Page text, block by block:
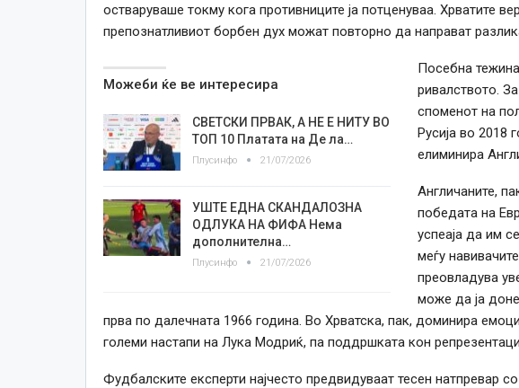
остваруваше токму кога противниците ја потценуваа. Хрватите
препознатливиот борбен дух можат повторно да направат
Можеби ќе ве интересира
СВЕТСКИ ПРВАК, А НЕ Е НИТУ ВО
ТОП 10 Платата на Де ла…
Плусинфо 21/07/2026
УШТЕ ЕДНА СКАНДАЛОЗНА
ОДЛУКА НА ФИФА Нема
дополнителна…
Плусинфо 21/07/2026
Посебна
ривалството.
споменот на
Русија во 2018
елиминира
Англичаните,
победата на
успеаја да им
меѓу
преовладува
може да ја
прва по далечната 1966 година. Во Хрватска, пак, доминира
големи настапи на Лука Модриќ, па поддршката кон
Фудбалските експерти најчесто предвидуваат тесен натпревар